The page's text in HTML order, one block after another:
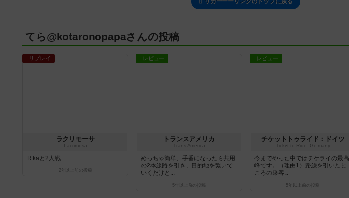
てら@kotaronopapaさんの投稿
リプレイ
ラクリモーサ
Lacrimosa
Rikaと2人戦
2年以上前 の投稿
レビュー
トランスアメリカ
Trans America
めっちゃ簡単、手番になったら共用
の2本線路を引き、目的地を繋いで
いくだけと...
5年以上前 の投稿
レビュー
チケットトゥライド：ドイツ
Ticket to Ride: Germany
今までやった中ではチケライの最高
峰です。（理由1）路線を引いたと
ころの乗客...
5年以上前 の投稿